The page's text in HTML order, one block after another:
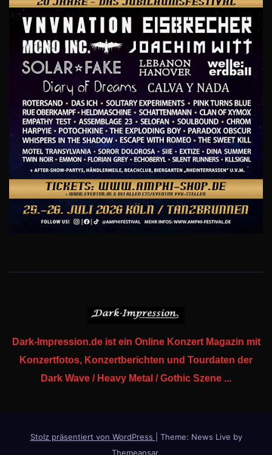
Dark-Impression.de ist ein Online Konzert Magazin mit
Konzertfotos, Konzertberichten und Tourdaten der
Dark Wave / Heavy Metal / Gothic Szene ...
Stolz präsentiert von WordPress
Theme: News Live by
Themeansar.